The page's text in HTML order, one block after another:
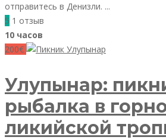
отправитесь в Денизли. ...
5 1 отзыв
10 часов
200€
Улупынар:
рыбалка в
ликийской